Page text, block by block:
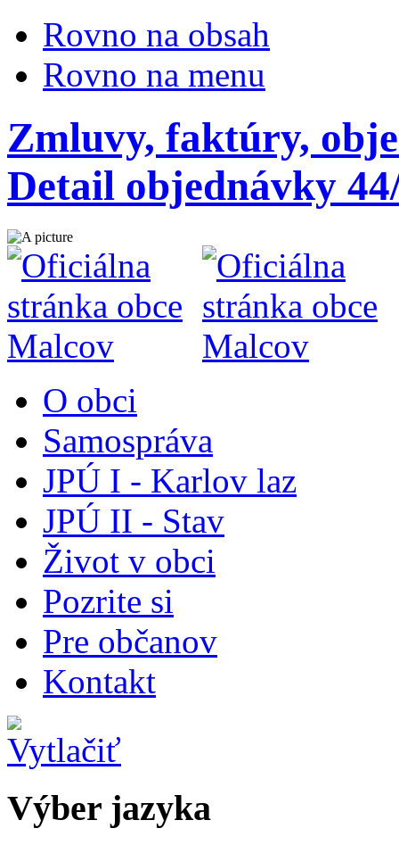
Rovno na obsah
Rovno na menu
Zmluvy, faktúry,
Detail objednávky
O obci
Samospráva
JPÚ I - Karlov laz
JPÚ II - Stav
Život v obci
Pozrite si
Pre občanov
Kontakt
Výber jazyka